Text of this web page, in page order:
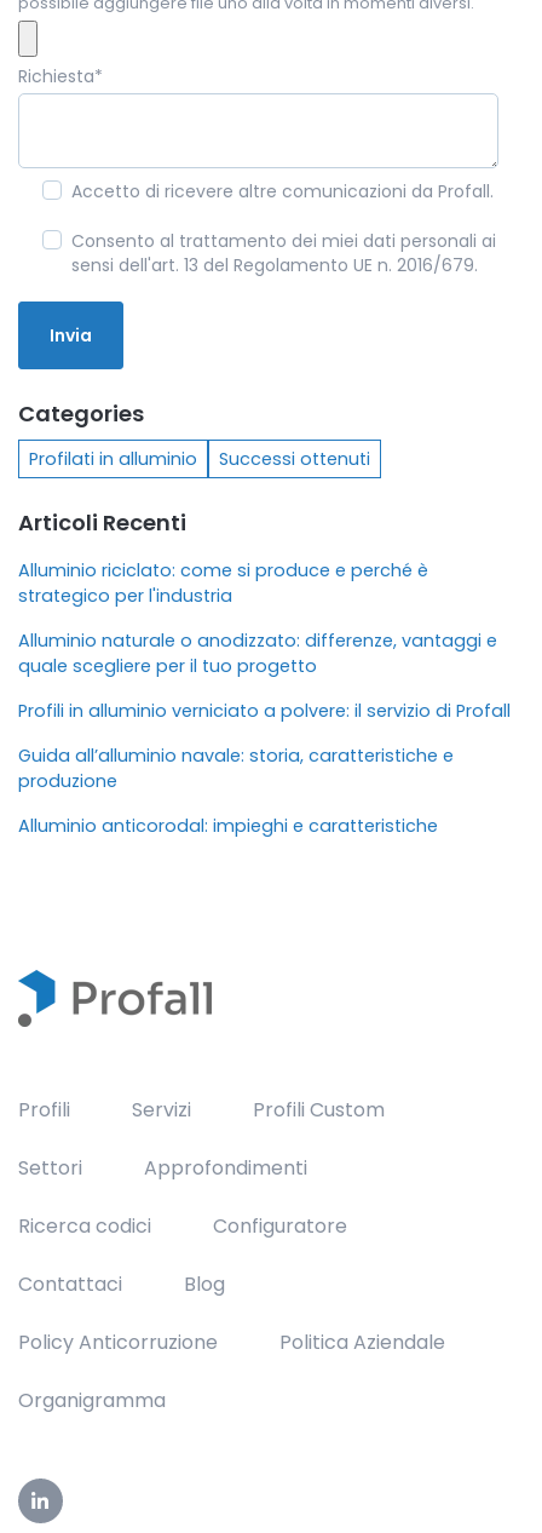
Richiesta*
Accetto di ricevere altre comunicazioni da Profall.
Consento al trattamento dei miei dati personali ai
sensi dell'art. 13 del Regolamento UE n. 2016/679.
Categories
Profilati in alluminio Successi ottenuti
Articoli Recenti
Alluminio riciclato: come si produce e perché è
strategico per l'industria
Alluminio naturale o anodizzato: differenze, vantaggi e
quale scegliere per il tuo progetto
Profili in alluminio verniciato a polvere: il servizio di Profall
Guida all’alluminio navale: storia, caratteristiche e
produzione
Alluminio anticorodal: impieghi e caratteristiche
Profili Servizi Profili Custom
Settori Approfondimenti
Ricerca codici Configuratore
Contattaci Blog
Policy Anticorruzione Politica Aziendale
Organigramma